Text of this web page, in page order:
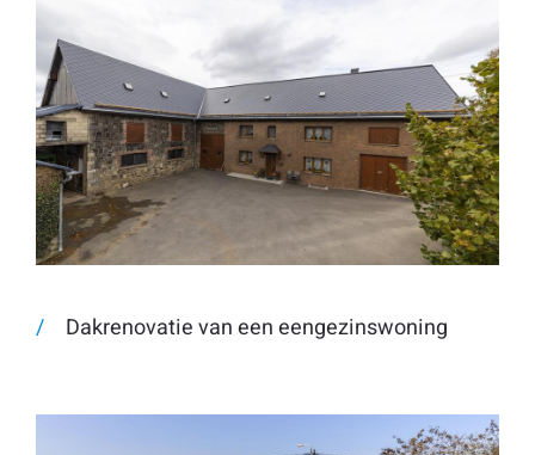
Dakrenovatie van een eengezinswoning